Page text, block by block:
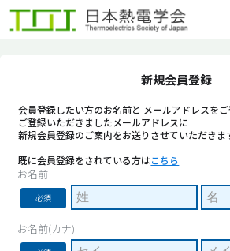
新規会員登録
会員登録したい方のお名前と メールアドレスをご
ご登録いただきましたメールアドレスに
新規会員登録のご案内をお送りさせていただきま
既に会員登録をされている方はこちら
お名前
必須
お名前(カナ)